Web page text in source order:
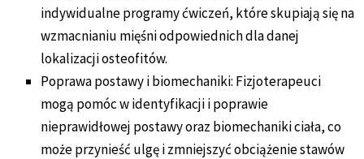
indywidualne programy ćwiczeń, które skupiają się na
wzmacnianiu mięśni odpowiednich dla danej
lokalizacji osteofitów.
Poprawa postawy i biomechaniki: Fizjoterapeuci
mogą pomóc w identyfikacji i poprawie
nieprawidłowej postawy oraz biomechaniki ciała, co
może przynieść ulgę i zmniejszyć obciążenie stawów